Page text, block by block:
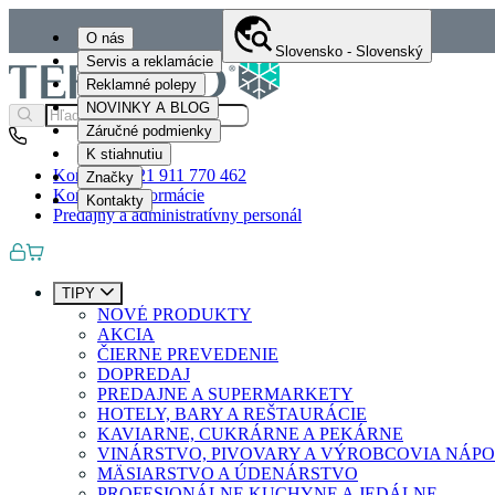
O nás
Servis a reklamácie
Reklamné polepy
NOVINKY A BLOG
Záručné podmienky
K stiahnutiu
Značky
Kontakty
Slovensko - Slovenský
Kontakty+421 911 770 462
Kontaktné informácie
Predajný a administratívny personál
TIPY
NOVÉ PRODUKTY
AKCIA
ČIERNE PREVEDENIE
DOPREDAJ
PREDAJNE A SUPERMARKETY
HOTELY, BARY A REŠTAURÁCIE
KAVIARNE, CUKRÁRNE A PEKÁRNE
VINÁRSTVO, PIVOVARY A VÝROBCOVIA
MÄSIARSTVO A ÚDENÁRSTVO